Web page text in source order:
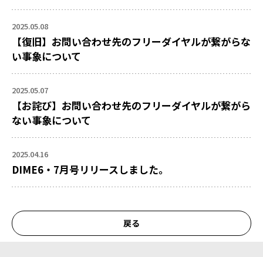
2025.05.08
【復旧】お問い合わせ先のフリーダイヤルが繋がらな
い事象について
2025.05.07
【お詫び】お問い合わせ先のフリーダイヤルが繋がら
ない事象について
2025.04.16
DIME6・7月号リリースしました。